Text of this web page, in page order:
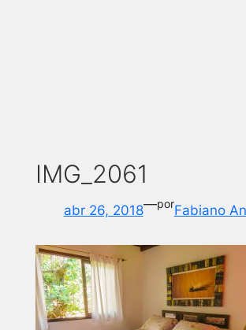
IMG_2061
abr 26, 2018—porFabiano